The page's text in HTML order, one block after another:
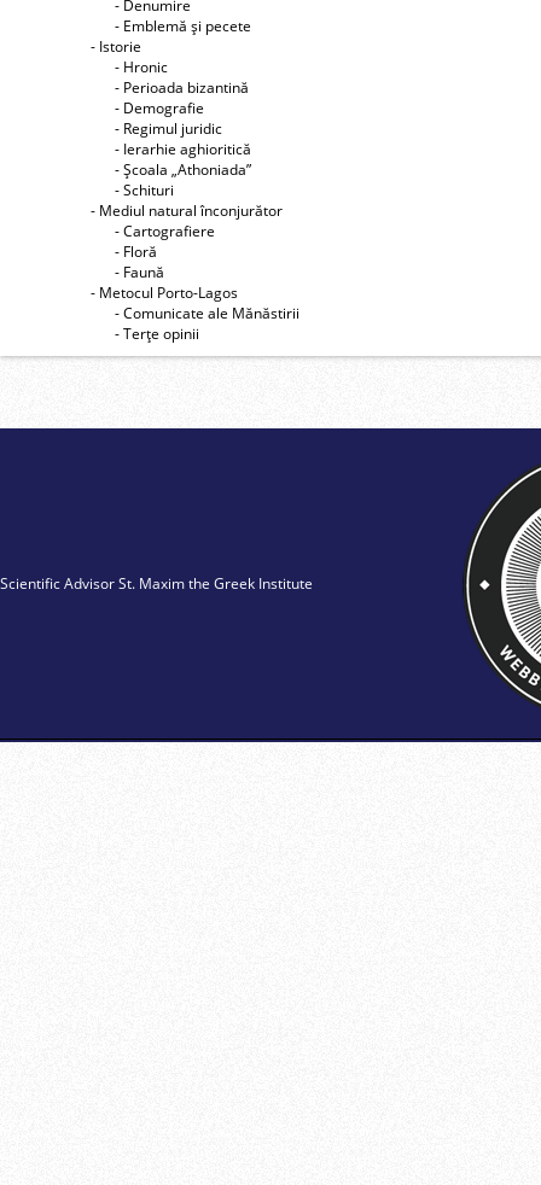
- Denumire
- Emblemă şi pecete
- Istorie
- Hronic
- Perioada bizantină
- Demografie
- Regimul juridic
- Ierarhie aghioritică
- Şcoala „Athoniada”
- Schituri
- Mediul natural înconjurător
- Cartografiere
- Floră
- Faună
- Metocul Porto-Lagos
- Comunicate ale Mănăstirii
- Terţe opinii
Scientific Advisor St. Maxim the Greek Institute